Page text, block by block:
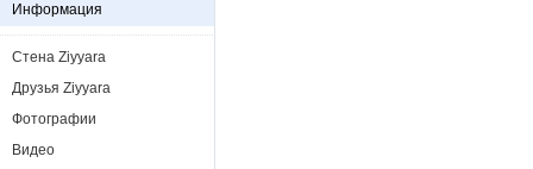
Информация
Стена Ziyyara
Друзья Ziyyara
Фотографии
Видео